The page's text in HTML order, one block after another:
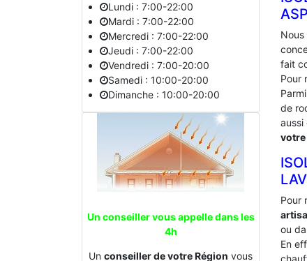
Lundi : 7:00-22:00
Mardi : 7:00-22:00
Mercredi : 7:00-22:00
Jeudi : 7:00-22:00
Vendredi : 7:00-20:00
Samedi : 10:00-20:00
Dimanche : 10:00-20:00
Un conseiller vous appelle dans les
4h
Un conseiller de votre Région vous
Nous
fait
Pour
de
aussi
votre
Pour
ou
En